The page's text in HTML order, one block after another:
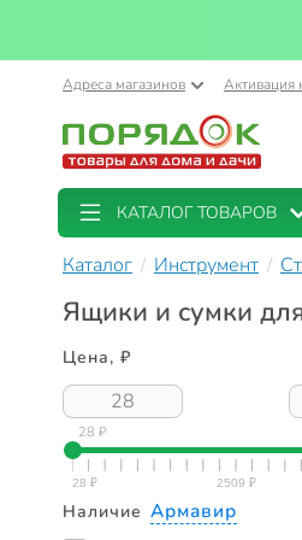
Адреса магазинов Активация
КАТАЛОГ ТОВАРОВ
Каталог Инструмент
Ящики и сумки
Цена, ₽
28 ₽
Наличие Армавир